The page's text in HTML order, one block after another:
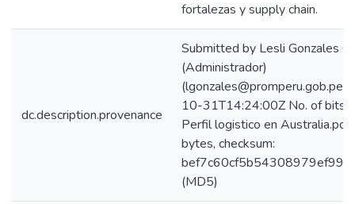
fortalezas y supply chain.
dc.description.provenance
Submitted by Lesli Gonzales
(Administrador)
10-31T14:24:00Z No. of
Perfil logistico en
bytes, checksum:
(MD5)